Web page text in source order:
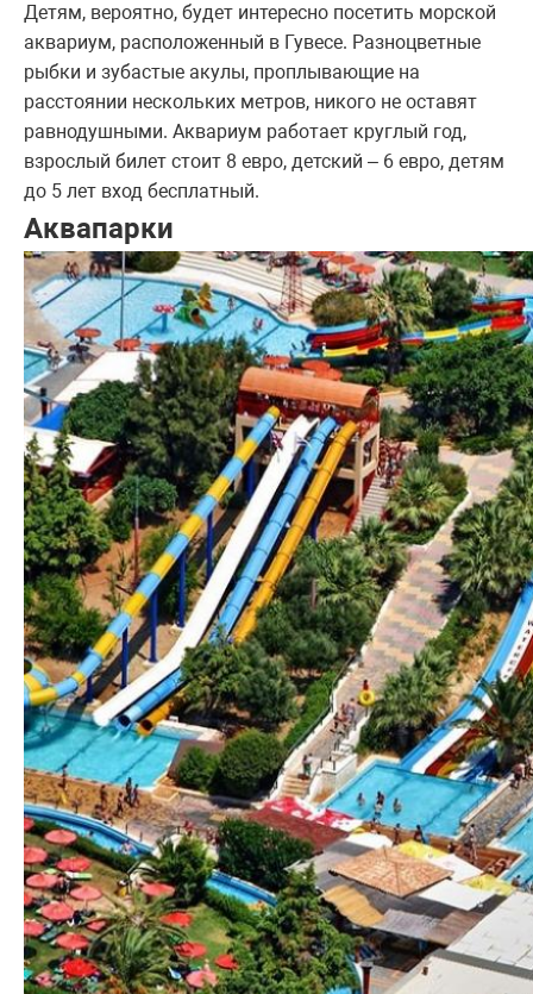
Детям, вероятно, будет интересно посетить морской
аквариум, расположенный в Гувесе. Разноцветные
рыбки и зубастые акулы, проплывающие на
расстоянии нескольких метров, никого не оставят
равнодушными. Аквариум работает круглый год,
взрослый билет стоит 8 евро, детский – 6 евро, детям
до 5 лет вход бесплатный.
Аквапарки